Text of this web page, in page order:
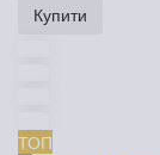
Купити
ТОП